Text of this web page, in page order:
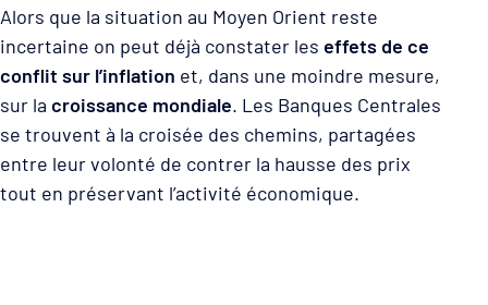
Alors que la situation au Moyen Orient reste
incertaine on peut déjà constater les effets de ce
conflit sur l’inflation et, dans une moindre mesure,
sur la croissance mondiale. Les Banques Centrales
se trouvent à la croisée des chemins, partagées
entre leur volonté de contrer la hausse des prix
tout en préservant l’activité économique.